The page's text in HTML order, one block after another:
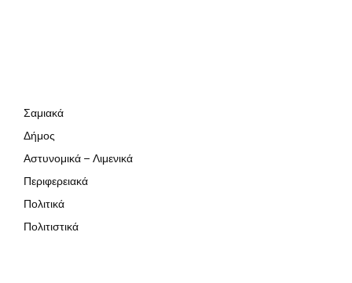
Σαμιακά
Δήμος
Αστυνομικά – Λιμενικά
Περιφερειακά
Πολιτικά
Πολιτιστικά